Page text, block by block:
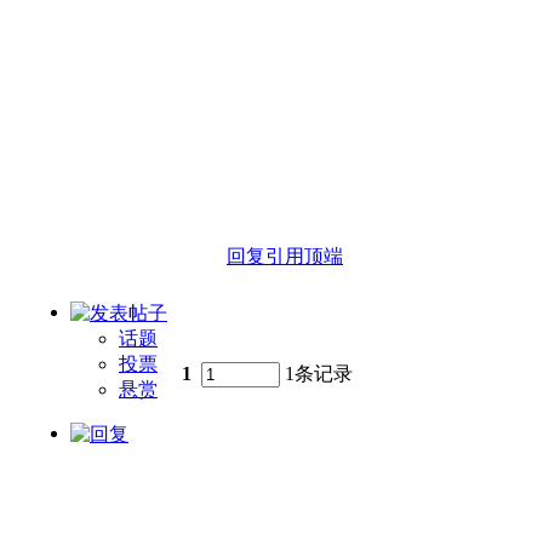
回复引用顶端
话题
投票
悬赏
1 1条记录